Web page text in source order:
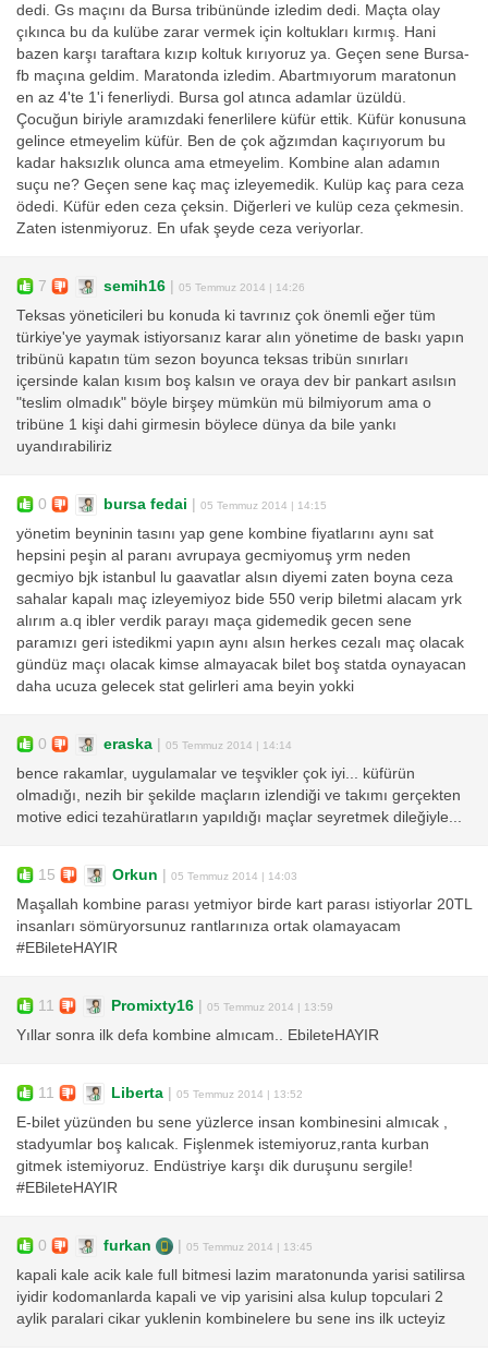
dedi. Gs maçını da Bursa tribününde izledim dedi. Maçta olay
çıkınca bu da kulübe zarar vermek için koltukları kırmış. Hani
bazen karşı taraftara kızıp koltuk kırıyoruz ya. Geçen sene Bursa-
fb maçına geldim. Maratonda izledim. Abartmıyorum maratonun
en az 4'te 1'i fenerliydi. Bursa gol atınca adamlar üzüldü.
Çocuğun biriyle aramızdaki fenerlilere küfür ettik. Küfür konusuna
gelince etmeyelim küfür. Ben de çok ağzımdan kaçırıyorum bu
kadar haksızlık olunca ama etmeyelim. Kombine alan adamın
suçu ne? Geçen sene kaç maç izleyemedik. Kulüp kaç para ceza
ödedi. Küfür eden ceza çeksin. Diğerleri ve kulüp ceza çekmesin.
Zaten istenmiyoruz. En ufak şeyde ceza veriyorlar.
7 semih16 | 05 Temmuz 2014 | 14:26
Teksas yöneticileri bu konuda ki tavrınız çok önemli eğer tüm
türkiye'ye yaymak istiyorsanız karar alın yönetime de baskı yapın
tribünü kapatın tüm sezon boyunca teksas tribün sınırları
içersinde kalan kısım boş kalsın ve oraya dev bir pankart asılsın
"teslim olmadık" böyle birşey mümkün mü bilmiyorum ama o
tribüne 1 kişi dahi girmesin böylece dünya da bile yankı
uyandırabiliriz
0 bursa fedai | 05 Temmuz 2014 | 14:15
yönetim beyninin tasını yap gene kombine fiyatlarını aynı sat
hepsini peşin al paranı avrupaya gecmiyomuş yrm neden
gecmiyo bjk istanbul lu gaavatlar alsın diyemi zaten boyna ceza
sahalar kapalı maç izleyemiyoz bide 550 verip biletmi alacam yrk
alırım a.q ibler verdik parayı maça gidemedik gecen sene
paramızı geri istedikmi yapın aynı alsın herkes cezalı maç olacak
gündüz maçı olacak kimse almayacak bilet boş statda oynayacan
daha ucuza gelecek stat gelirleri ama beyin yokki
0 eraska | 05 Temmuz 2014 | 14:14
bence rakamlar, uygulamalar ve teşvikler çok iyi... küfürün
olmadığı, nezih bir şekilde maçların izlendiği ve takımı gerçekten
motive edici tezahüratların yapıldığı maçlar seyretmek dileğiyle...
15 Orkun | 05 Temmuz 2014 | 14:03
Maşallah kombine parası yetmiyor birde kart parası istiyorlar 20TL
insanları sömüryorsunuz rantlarınıza ortak olamayacam
#EBileteHAYIR
11 Promixty16 | 05 Temmuz 2014 | 13:59
Yıllar sonra ilk defa kombine almıcam.. EbileteHAYIR
11 Liberta | 05 Temmuz 2014 | 13:52
E-bilet yüzünden bu sene yüzlerce insan kombinesini almıcak ,
stadyumlar boş kalıcak. Fişlenmek istemiyoruz,ranta kurban
gitmek istemiyoruz. Endüstriye karşı dik duruşunu sergile!
#EBileteHAYIR
0 furkan | 05 Temmuz 2014 | 13:45
kapali kale acik kale full bitmesi lazim maratonunda yarisi satilirsa
iyidir kodomanlarda kapali ve vip yarisini alsa kulup topculari 2
aylik paralari cikar yuklenin kombinelere bu sene ins ilk ucteyiz